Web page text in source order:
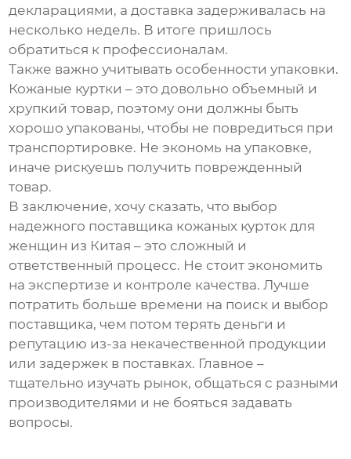
декларациями, а доставка задерживалась на
несколько недель. В итоге пришлось
обратиться к профессионалам.
Также важно учитывать особенности упаковки.
Кожаные куртки – это довольно объемный и
хрупкий товар, поэтому они должны быть
хорошо упакованы, чтобы не повредиться при
транспортировке. Не экономь на упаковке,
иначе рискуешь получить поврежденный
товар.
В заключение, хочу сказать, что выбор
надежного поставщика кожаных курток для
женщин из Китая – это сложный и
ответственный процесс. Не стоит экономить
на экспертизе и контроле качества. Лучше
потратить больше времени на поиск и выбор
поставщика, чем потом терять деньги и
репутацию из-за некачественной продукции
или задержек в поставках. Главное –
тщательно изучать рынок, общаться с разными
производителями и не бояться задавать
вопросы.